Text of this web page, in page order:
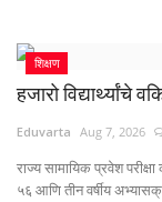
शिक्षण
हजारो विद्यार्थ्यांचे
Eduvarta Aug 7, 2026
राज्य सामायिक प्रवेश
५६ आणि तीन वर्षीय